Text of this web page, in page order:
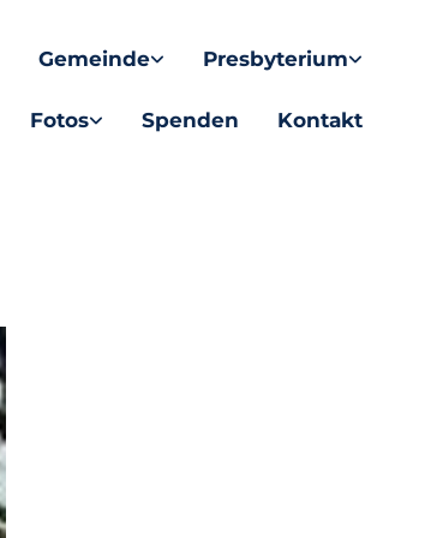
Gemeinde Presbyterium
Fotos Spenden Kontakt